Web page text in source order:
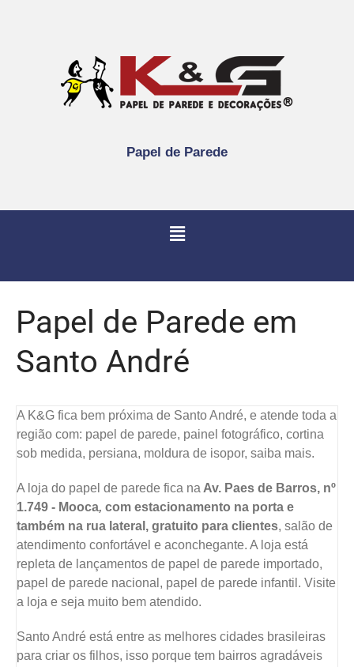
Papel de Parede
Papel de Parede em
Santo André
A K&G fica bem próxima de Santo André, e atende toda a
região com: papel de parede, painel fotográfico, cortina
sob medida, persiana, moldura de isopor, saiba mais.
A loja do papel de parede fica na Av. Paes de Barros, nº
1.749 - Mooca, com estacionamento na porta e
também na rua lateral, gratuito para clientes, salão de
atendimento confortável e aconchegante. A loja está
repleta de lançamentos de papel de parede importado,
papel de parede nacional, papel de parede infantil. Visite
a loja e seja muito bem atendido.
Santo André está entre as melhores cidades brasileiras
para criar os filhos, isso porque tem bairros agradáveis